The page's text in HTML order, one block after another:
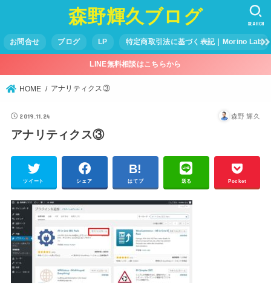
森野輝久ブログ
お問合せ ブログ LP 特定商取引法に基づく表記｜Morino Lab
SEARCH
LINE無料相談はこちらから
HOME アナリティクス③
2019.11.24 森野 輝久
アナリティクス③
ツイート シェア はてブ 送る Pocket